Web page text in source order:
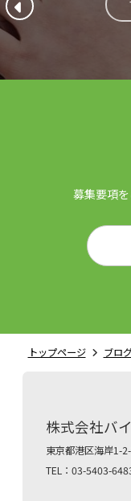
募集要項
トップページ ブロ
株式会社バ
東京都港区海岸1-
TEL：03-5403-